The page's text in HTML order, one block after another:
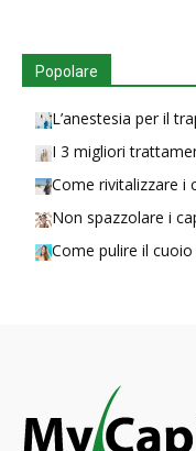
Popolare
L’anestesia per il
I 3 migliori
Come rivitalizzare i
Non spazzolare i
Come pulire il